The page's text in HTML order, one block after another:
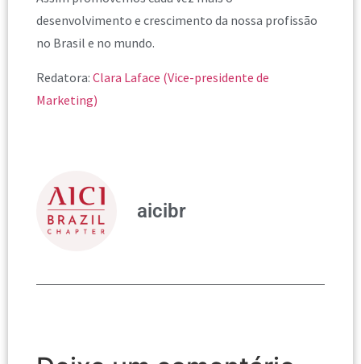
desenvolvimento e crescimento da nossa profissão
no Brasil e no mundo.
Redatora: Clara Laface (Vice-presidente de
Marketing)
aicibr